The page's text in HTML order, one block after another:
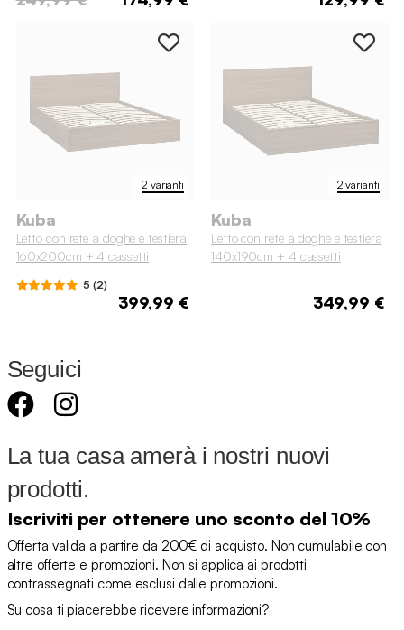
2 varianti
Kuba
Letto con rete a doghe e testiera
160x200cm + 4 cassetti
5 (2)
399,99 €
2 varianti
Kuba
Letto con rete a doghe e testiera
140x190cm + 4 cassetti
349,99 €
Seguici
La tua casa amerà i nostri nuovi
prodotti.
Iscriviti per ottenere uno sconto del 10%
Offerta valida a partire da 200€ di acquisto. Non cumulabile con
altre offerte e promozioni. Non si applica ai prodotti
contrassegnati come esclusi dalle promozioni.
Su cosa ti piacerebbe ricevere informazioni?